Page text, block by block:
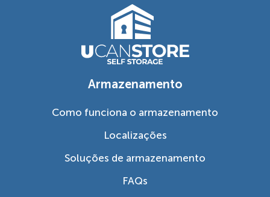
Armazenamento
Como funciona o armazenamento
Localizações
Soluções de armazenamento
FAQs